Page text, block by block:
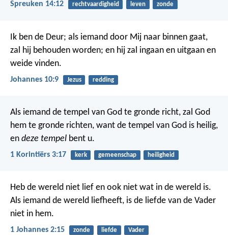
Spreuken 14:12 rechtvaardigheid leven zonde
Ik ben de Deur; als iemand door Mij naar binnen gaat,
zal hij behouden worden; en hij zal ingaan en uitgaan en
weide vinden.
Johannes 10:9 Jezus redding
Als iemand de tempel van God te gronde richt, zal God
hem te gronde richten, want de tempel van God is heilig,
en deze tempel bent u.
1 Korintiërs 3:17 kerk gemeenschap heiligheid
Heb de wereld niet lief en ook niet wat in de wereld is.
Als iemand de wereld liefheeft, is de liefde van de Vader
niet in hem.
1 Johannes 2:15 zonde liefde Vader